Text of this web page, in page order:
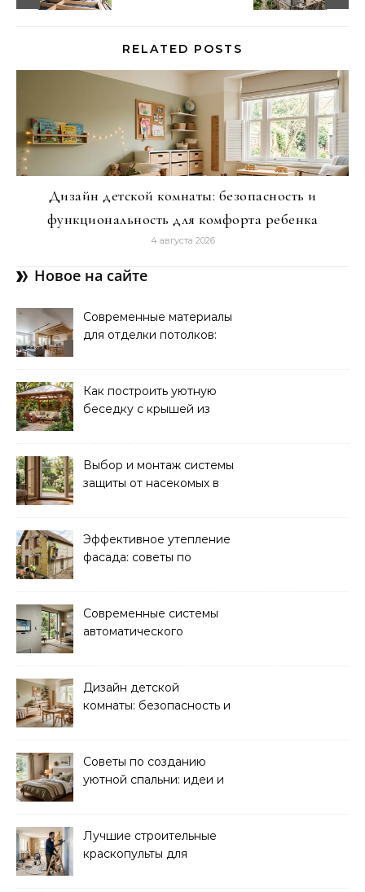
RELATED POSTS
Дизайн детской комнаты: безопасность и
функциональность для комфорта ребенка
4 августа 2026
Новое на сайте
Современные материалы
для отделки потолков:
Как построить уютную
беседку с крышей из
Выбор и монтаж системы
защиты от насекомых в
Эффективное утепление
фасада: советы по
Современные системы
автоматического
Дизайн детской
комнаты: безопасность и
Советы по созданию
уютной спальни: идеи и
Лучшие строительные
краскопульты для